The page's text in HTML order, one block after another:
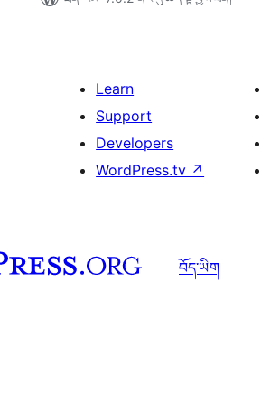
Learn
Support
Developers
WordPress.tv ↗
བོད་ཡིག